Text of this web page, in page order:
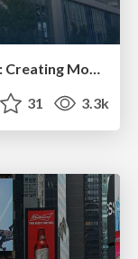
Helping Users Find Their Own Way: Creating Modern Search Experiences
31 3.3k